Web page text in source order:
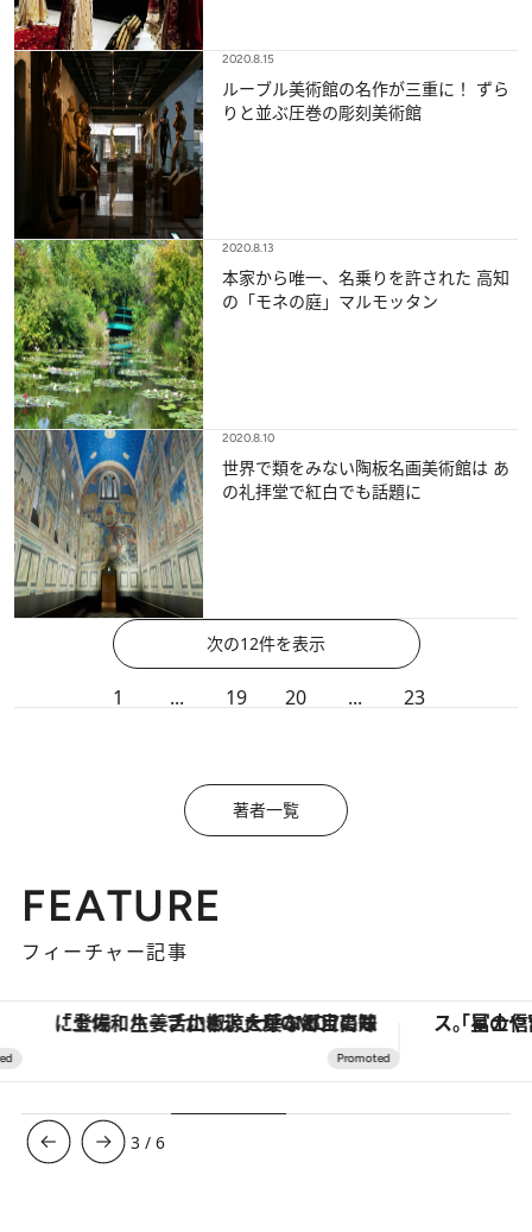
2020.8.15
ルーブル美術館の名作が三重に！ ずら
りと並ぶ圧巻の彫刻美術館
2020.8.13
本家から唯一、名乗りを許された 高知
の「モネの庭」マルモッタン
2020.8.10
世界で類をみない陶板名画美術館は あ
の礼拝堂で紅白でも話題に
次の12件を表示
1 ... 19 20 ... 23
著者一覧
FEATURE
フィーチャー記事
「土佐和ハーブかき氷」がOMO7高知に登場！生姜、山椒、大葉など目にも舌にも涼を呼ぶ郷土の味
3 /6